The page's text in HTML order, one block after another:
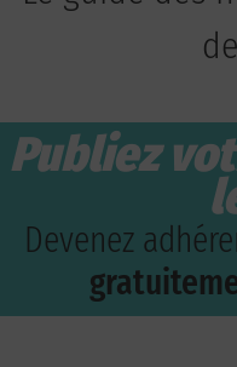
Publiez
Devenez